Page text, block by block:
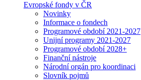
Evropské fondy v ČR
Novinky
Informace o fondech
Programové období 2021-2027
Unijní programy 2021-2027
Programové období 2028+
Finanční nástroje
Národní orgán pro koordinaci
Slovník pojmů